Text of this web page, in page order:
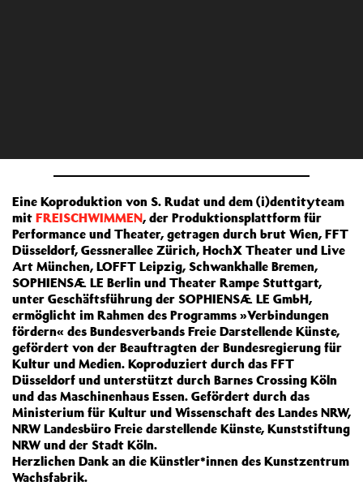
Eine Koproduktion von S. Rudat und dem (i)dentityteam
mit FREISCHWIMMEN, der Produktionsplattform für
Performance und Theater, getragen durch brut Wien, FFT
Düsseldorf, Gessnerallee Zürich, HochX Theater und Live
Art München, LOFFT Leipzig, Schwankhalle Bremen,
SOPHIENSÆLE Berlin und Theater Rampe Stuttgart,
unter Geschäftsführung der SOPHIENSÆLE GmbH,
ermöglicht im Rahmen des Programms »Verbindungen
fördern« des Bundesverbands Freie Darstellende Künste,
gefördert von der Beauftragten der Bundesregierung für
Kultur und Medien. Koproduziert durch das FFT
Düsseldorf und unterstützt durch Barnes Crossing Köln
und das Maschinenhaus Essen. Gefördert durch das
Ministerium für Kultur und Wissenschaft des Landes NRW,
NRW Landesbüro Freie darstellende Künste, Kunststiftung
NRW und der Stadt Köln.
Herzlichen Dank an die Künstler*innen des Kunstzentrum
Wachsfabrik.